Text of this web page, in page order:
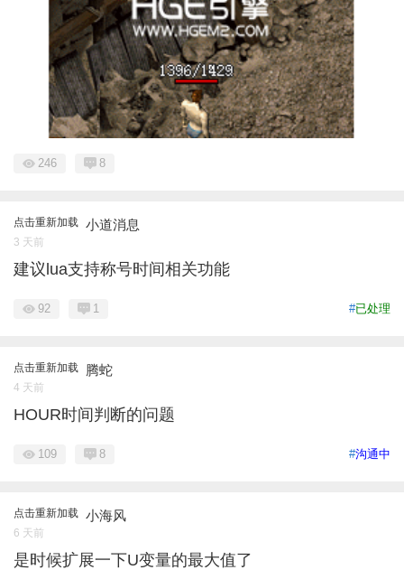
246 8
点击重新加载 小道消息
3 天前
建议lua支持称号时间相关功能
#已处理
92 1
点击重新加载 腾蛇
4 天前
HOUR时间判断的问题
#沟通中
109 8
点击重新加载 小海风
6 天前
是时候扩展一下U变量的最大值了